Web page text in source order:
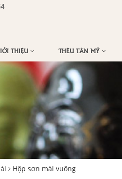
THIỆU THÊU TÂN MỸ
Hộp sơn mài vuông